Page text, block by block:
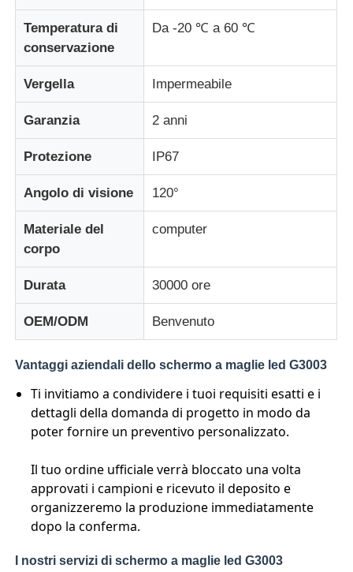
Contattaci
Chiedi un preventivo
Schermata a mesh a LED
Display a mesh a LED
Display LED trasparente
Schermo LED Volante per Droni
Schermo della griglia a LED
Schermo di visualizzazione trasparente
Temperatura di
conservazione
Da -20 ℃ a 60 ℃
Vergella Impermeabile
Garanzia 2 anni
Protezione IP67
Angolo di visione 120°
Materiale del
corpo
computer
Durata 30000 ore
OEM/ODM Benvenuto
Vantaggi aziendali dello schermo a maglie led G3003
Ti invitiamo a condividere i tuoi requisiti esatti e i
dettagli della domanda di progetto in modo da
poter fornire un preventivo personalizzato.
Il tuo ordine ufficiale verrà bloccato una volta
approvati i campioni e ricevuto il deposito e
organizzeremo la produzione immediatamente
dopo la conferma.
I nostri servizi di schermo a maglie led G3003